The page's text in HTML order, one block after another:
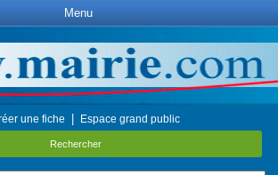
Menu
une fiche Espace grand public
Rechercher